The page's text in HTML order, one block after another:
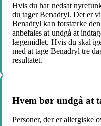
Hvis du har nedsat
du tager Benadryl. Det er
Benadryl kan forstærke
anbefales at undgå at
lægemidlet. Hvis du skal
med at tage Benadryl tre
resultatet.
Hvem bør undgå at
Personer, der er allergiske